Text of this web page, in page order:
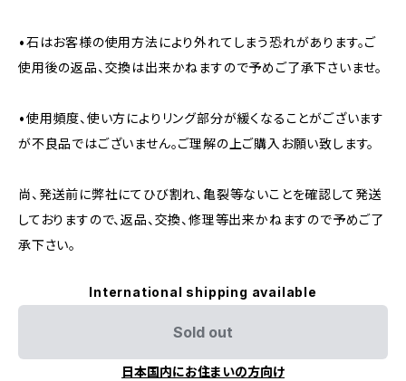
•石はお客様の使用方法により外れてしまう恐れがあります。ご
使用後の返品、交換は出来かねますので予めご了承下さいませ。
•使用頻度、使い方によりリング部分が緩くなることがございます
が不良品ではございません。ご理解の上ご購入お願い致します。
尚、発送前に弊社にてひび割れ、亀裂等ないことを確認して発送
しておりますので、返品、交換、修理等出来かねますので予めご了
承下さい。
International shipping available
Sold out
日本国内にお住まいの方向け